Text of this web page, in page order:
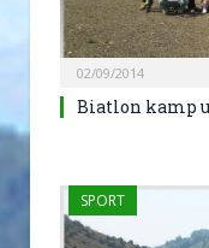
02/09/2014
Biatlon kamp
SPORT